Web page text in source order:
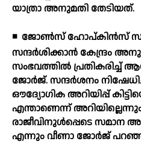
യാത്രാ അനുമതി തേടിയത്.
◾ ജോണ്‍സ് ഹോപ്കിന്‍സ്
സന്ദര്‍ശിക്കാന്‍ കേന്ദ്രം
സംഭവത്തില്‍ പ്രതികരിച്ച്
ജോര്‍ജ്. സന്ദര്‍ശനം
ഔദ്യോഗിക അറിയിപ്പ്
എന്താണെന്ന്
രാജീവിനുള്‍പ്പെടെ സമാന
എന്നും വീണാ ജോര്‍ജ്